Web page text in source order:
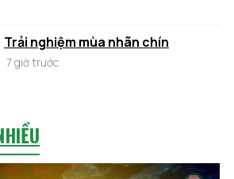
Trải nghiệm mùa nhãn chín
7 giờ trước